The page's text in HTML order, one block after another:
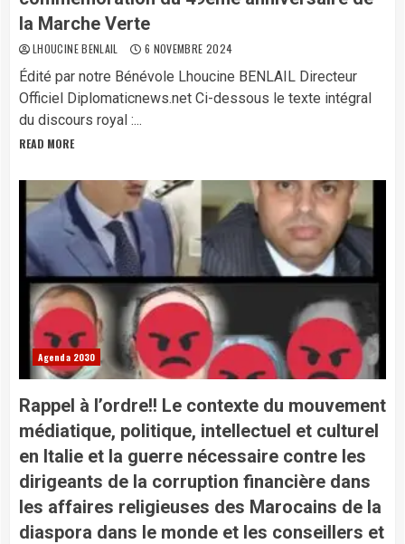
la Marche Verte
LHOUCINE BENLAIL 6 NOVEMBRE 2024
Édité par notre Bénévole Lhoucine BENLAIL Directeur
Officiel Diplomaticnews.net Ci-dessous le texte intégral
du discours royal :...
READ MORE
Agenda 2030
Rappel à l’ordre!! Le contexte du mouvement
médiatique, politique, intellectuel et culturel
en Italie et la guerre nécessaire contre les
dirigeants de la corruption financière dans
les affaires religieuses des Marocains de la
diaspora dans le monde et les conseillers et